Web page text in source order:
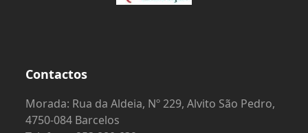
Contactos
Morada: Rua da Aldeia, Nº 229, Alvito São Pedro,
4750-084 Barcelos